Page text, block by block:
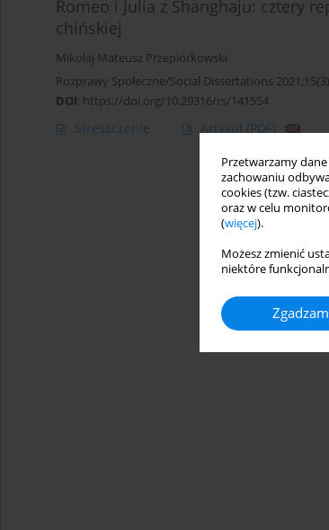
Przetwarzamy
zachowaniu
cookies (tzw.
oraz w celu
(więcej).
Możesz zmienić
niektóre
Romeo i Julia z Shanghaju: cztery
chińskiej
Mikołaj Mateusz Przepiórkowski
Rozprawy Społeczne/Social Dissertations
DOI: https://doi.org/10.29316/rs/141554
Streszczenie Artykuł (PDF)